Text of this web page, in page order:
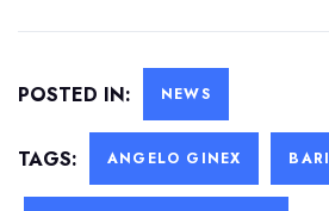
POSTED IN: NEWS
TAGS: ANGELO GINEX BARI